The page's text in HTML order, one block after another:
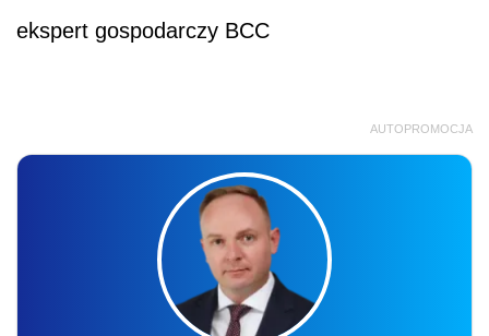
ekspert gospodarczy BCC
AUTOPROMOCJA